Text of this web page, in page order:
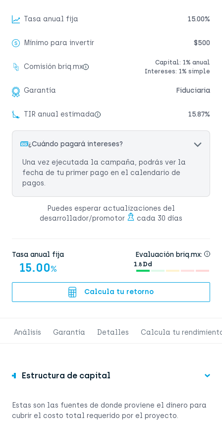
Tasa anual fija 15.00%
Mínimo para invertir $500
Comisión briq.mx
Capital: 1% anual
Intereses: 1% simple
Garantía Fiduciaria
TIR anual estimada 15.87%
¿Cuándo pagará intereses?
Una vez ejecutada la campaña, podrás ver la
fecha de tu primer pago en el calendario de
pagos.
Puedes esperar actualizaciones del
desarrollador/promotor
cada 30 días
Tasa anual fija
15.00%
Evaluación briq.mx:
1.8 Dd
Calcula tu retorno
Análisis Garantía Detalles Calcula tu
Estructura de capital
Estas son las fuentes de donde proviene el dinero para
cubrir el costo total requerido por el proyecto.